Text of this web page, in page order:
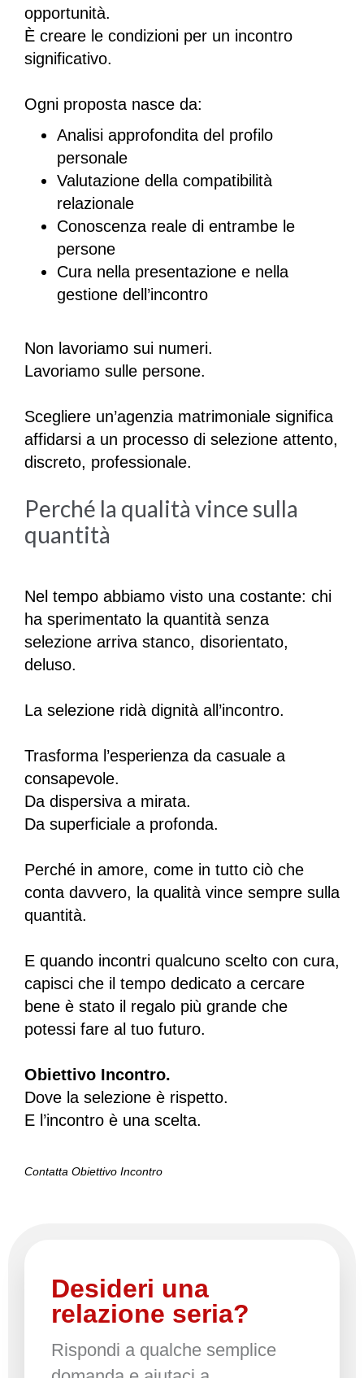
opportunità.
È creare le condizioni per un incontro
significativo.
Ogni proposta nasce da:
Analisi approfondita del profilo
personale
Valutazione della compatibilità
relazionale
Conoscenza reale di entrambe le
persone
Cura nella presentazione e nella
gestione dell’incontro
Non lavoriamo sui numeri.
Lavoriamo sulle persone.
Scegliere un’agenzia matrimoniale significa
affidarsi a un processo di selezione attento,
discreto, professionale.
Perché la qualità vince sulla
quantità
Nel tempo abbiamo visto una costante: chi
ha sperimentato la quantità senza
selezione arriva stanco, disorientato,
deluso.
La selezione ridà dignità all’incontro.
Trasforma l’esperienza da casuale a
consapevole.
Da dispersiva a mirata.
Da superficiale a profonda.
Perché in amore, come in tutto ciò che
conta davvero, la qualità vince sempre sulla
quantità.
E quando incontri qualcuno scelto con cura,
capisci che il tempo dedicato a cercare
bene è stato il regalo più grande che
potessi fare al tuo futuro.
Obiettivo Incontro.
Dove la selezione è rispetto.
E l’incontro è una scelta.
Contatta Obiettivo Incontro
Desideri una
relazione seria?
Rispondi a qualche semplice